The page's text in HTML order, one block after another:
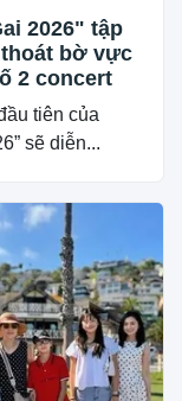
2026" tập
bờ vực
2 concert
tiên của
sẽ diễn...